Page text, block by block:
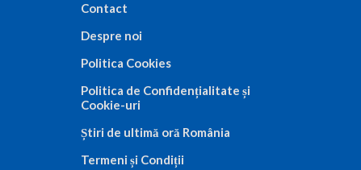
Contact
Despre noi
Politica Cookies
Politica de Confidențialitate și
Cookie-uri
Știri de ultimă oră România
Termeni și Condiții